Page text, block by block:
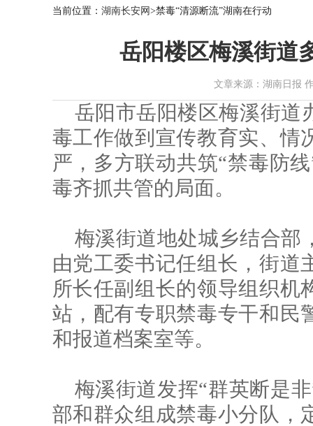
当前位置： 湖南长安网 >禁毒“清源断流”湖南在行动
岳阳楼区梅溪街道
文章来源：湖南日报
岳阳市岳阳楼区梅溪街道
毒工作做到宣传教育实、情
严，多方联动共筑“禁毒防
毒齐抓共管的局面。
梅溪街道地处城乡结合部
由党工委书记任组长，街道
所长任副组长的领导组织机
站，配有专职禁毒专干和民
和报道档案室等。
梅溪街道发挥“群英断是
部和群众组成禁毒小分队，